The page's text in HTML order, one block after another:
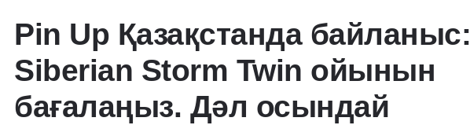
Pin Up Қазақстанда байланыс:
Siberian Storm Twin ойынын
бағалаңыз. Дәл осындай